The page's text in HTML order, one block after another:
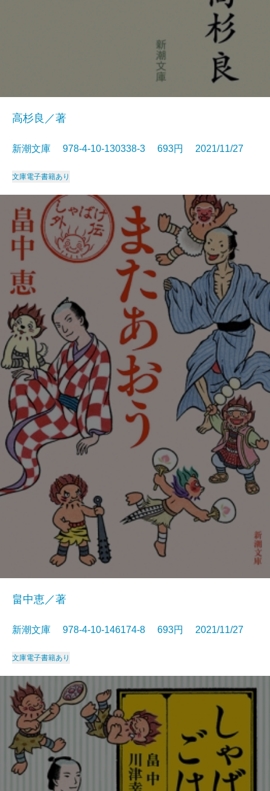
高杉良／著
新潮文庫 978-4-10-130338-3 693円 2021/11/27
文庫電子書籍あり
畠中恵／著
新潮文庫 978-4-10-146174-8 693円 2021/11/27
文庫電子書籍あり